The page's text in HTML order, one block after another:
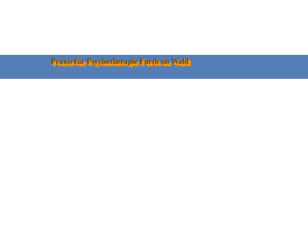
Praxis für Psychotherapie Furth im Wald